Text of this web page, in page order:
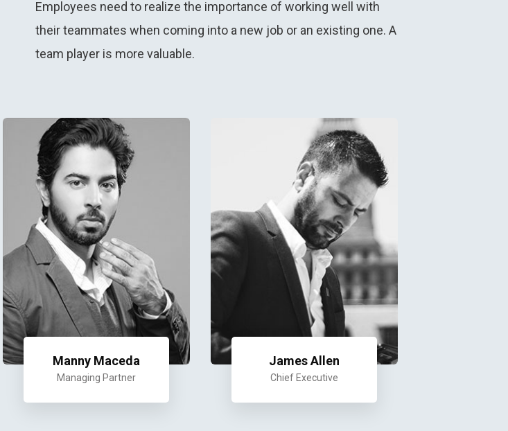
Employees need to realize the importance of working well with
their teammates when coming into a new job or an existing one. A
team player is more valuable.
Manny Maceda
Managing Partner
James Allen
Chief Executive